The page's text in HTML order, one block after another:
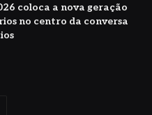
coloca a nova geração
no centro da conversa